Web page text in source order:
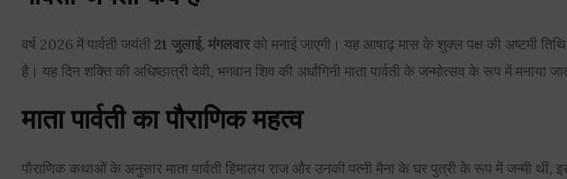
वर्ष 2026 में पार्वती जयंती 21 जुलाई, मंगलवारको मनाई जाएगी। यह आषाढ़ मास के शुक्ल पक्ष की अष्टमी तिथि
है। यह दिन शक्ति की अधिष्ठात्री देवी, भगवान शिव की अर्धांगिनी माता पार्वती के जन्मोत्सव के रूप में मनाया
माता पार्वती का पौराणिक महत्व
पौराणिक कथाओं के अनुसार माता पार्वती हिमालय राज और उनकी पत्नी मैना के घर पुत्री के रूप में जन्मी थीं,